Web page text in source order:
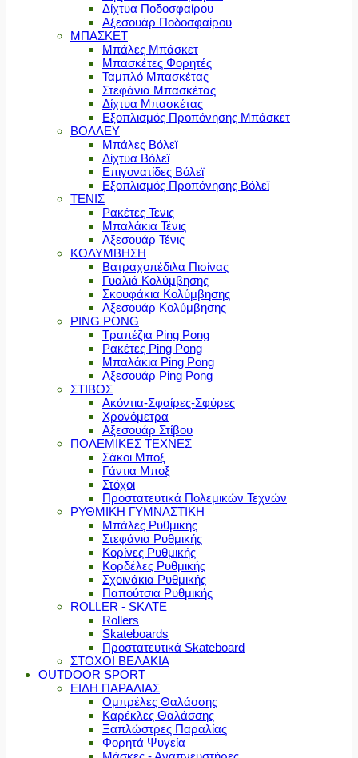
Δίχτυα Ποδοσφαίρου
Αξεσουάρ Ποδοσφαίρου
ΜΠΑΣΚΕΤ
Μπάλες Μπάσκετ
Μπασκέτες Φορητές
Ταμπλό Μπασκέτας
Στεφάνια Μπασκέτας
Δίχτυα Μπασκέτας
Εξοπλισμός Προπόνησης Μπάσκετ
ΒΟΛΛΕΥ
Μπάλες Βόλεϊ
Δίχτυα Βόλεϊ
Επιγονατίδες Βόλεϊ
Εξοπλισμός Προπόνησης Βόλεϊ
ΤΕΝΙΣ
Ρακέτες Τενις
Μπαλάκια Τένις
Αξεσουάρ Τένις
ΚΟΛΥΜΒΗΣΗ
Βατραχοπέδιλα Πισίνας
Γυαλιά Κολύμβησης
Σκουφάκια Κολύμβησης
Αξεσουάρ Κολύμβησης
PING PONG
Τραπέζια Ping Pong
Ρακέτες Ping Pong
Μπαλάκια Ping Pong
Αξεσουάρ Ping Pong
ΣΤΙΒΟΣ
Ακόντια-Σφαίρες-Σφύρες
Χρονόμετρα
Αξεσουάρ Στίβου
ΠΟΛΕΜΙΚΕΣ ΤΕΧΝΕΣ
Σάκοι Μποξ
Γάντια Μποξ
Στόχοι
Προστατευτικά Πολεμικών Τεχνών
ΡΥΘΜΙΚΗ ΓΥΜΝΑΣΤΙΚΗ
Μπάλες Ρυθμικής
Στεφάνια Ρυθμικής
Κορίνες Ρυθμικής
Κορδέλες Ρυθμικής
Σχοινάκια Ρυθμικής
Παπούτσια Ρυθμικής
ROLLER - SKATE
Rollers
Skateboards
Προστατευτικά Skateboard
ΣΤΟΧΟΙ ΒΕΛΑΚΙΑ
OUTDOOR SPORT
ΕΙΔΗ ΠΑΡΑΛΙΑΣ
Ομπρέλες Θαλάσσης
Καρέκλες Θαλάσσης
Ξαπλώστρες Παραλίας
Φορητά Ψυγεία